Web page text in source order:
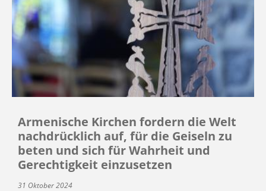
Armenische Kirchen fordern die Welt
nachdrücklich auf, für die Geiseln zu
beten und sich für Wahrheit und
Gerechtigkeit einzusetzen
31 Oktober 2024